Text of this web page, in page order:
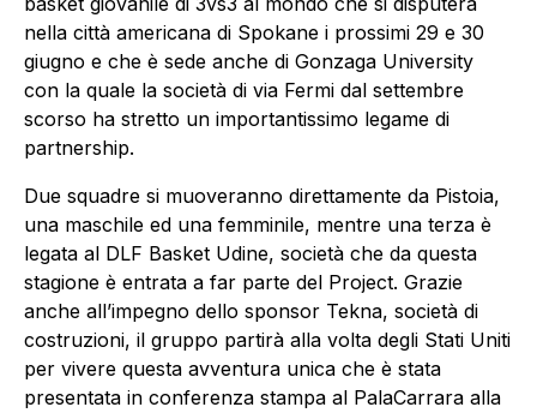
nella città americana di Spokane i prossimi 29 e 30
giugno e che è sede anche di Gonzaga University
con la quale la società di via Fermi dal settembre
scorso ha stretto un importantissimo legame di
partnership.
Due squadre si muoveranno direttamente da Pistoia,
una maschile ed una femminile, mentre una terza è
legata al DLF Basket Udine, società che da questa
stagione è entrata a far parte del Project. Grazie
anche all’impegno dello sponsor Tekna, società di
costruzioni, il gruppo partirà alla volta degli Stati Uniti
per vivere questa avventura unica che è stata
presentata in conferenza stampa al PalaCarrara alla